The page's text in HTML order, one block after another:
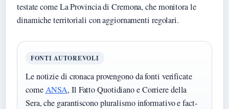
testate come La Provincia di Cremona, che monitora le
dinamiche territoriali con aggiornamenti regolari.
FONTI AUTOREVOLI
Le notizie di cronaca provengono da fonti verificate
comeANSA, Il Fatto Quotidiano e Corriere della
Sera, che garantiscono pluralismo informativo e fact-